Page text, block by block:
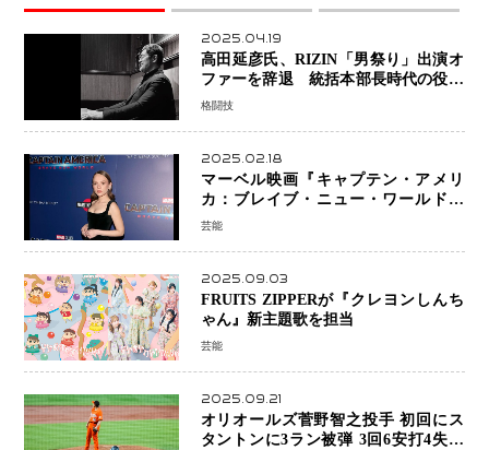
2025.04.19
高田延彦氏、RIZIN「男祭り」出演オ
ファーを辞退 統括本部長時代の役目
「すでに終えています」と明言
格闘技
2025.02.18
マーベル映画『キャプテン・アメリ
カ：ブレイブ・ニュー・ワールド』
新ブラック・ウィドウ役のシラ・ハー
芸能
2025.09.03
FRUITS ZIPPERが『クレヨンしんち
ゃん』新主題歌を担当
芸能
2025.09.21
オリオールズ菅野智之投手 初回にス
タントンに3ラン被弾 3回6安打4失点